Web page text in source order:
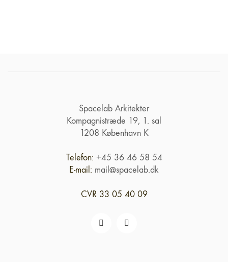
Spacelab Arkitekter
Kompagnistræde 19, 1. sal
1208 København K
Telefon: +45 36 46 58 54
E-mail: mail@spacelab.dk
CVR 33 05 40 09